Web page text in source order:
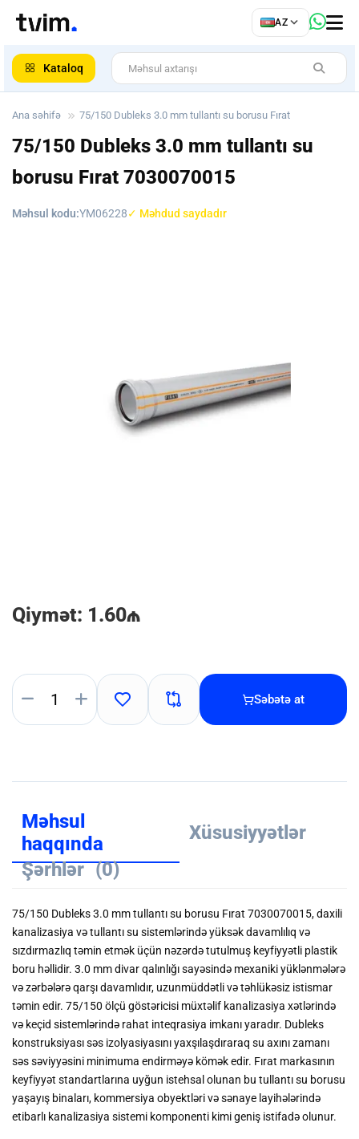
AZ
Kataloq
Ana səhifə 75/150 Dubleks 3.0 mm tullantı su borusu Fırat
75/150 Dubleks 3.0 mm tullantı su
borusu Fırat 7030070015
Məhsul kodu:YM06228✓ Məhdud saydadır
Qiymət: 1.60₼
Səbətə at
Məhsul
haqqında
Xüsusiyyətlər
Şərhlər (0)
75/150 Dubleks 3.0 mm tullantı su borusu Fırat 7030070015, daxili
kanalizasiya və tullantı su sistemlərində yüksək davamlılıq və
sızdırmazlıq təmin etmək üçün nəzərdə tutulmuş keyfiyyətli plastik
boru həllidir. 3.0 mm divar qalınlığı sayəsində mexaniki yüklənmələrə
və zərbələrə qarşı davamlıdır, uzunmüddətli və təhlükəsiz istismar
təmin edir. 75/150 ölçü göstəricisi müxtəlif kanalizasiya xətlərində
və keçid sistemlərində rahat inteqrasiya imkanı yaradır. Dubleks
konstruksiyası səs izolyasiyasını yaxşılaşdıraraq su axını zamanı
səs səviyyəsini minimuma endirməyə kömək edir. Fırat markasının
keyfiyyət standartlarına uyğun istehsal olunan bu tullantı su borusu
yaşayış binaları, kommersiya obyektləri və sənaye layihələrində
etibarlı kanalizasiya sistemi komponenti kimi geniş istifadə olunur.